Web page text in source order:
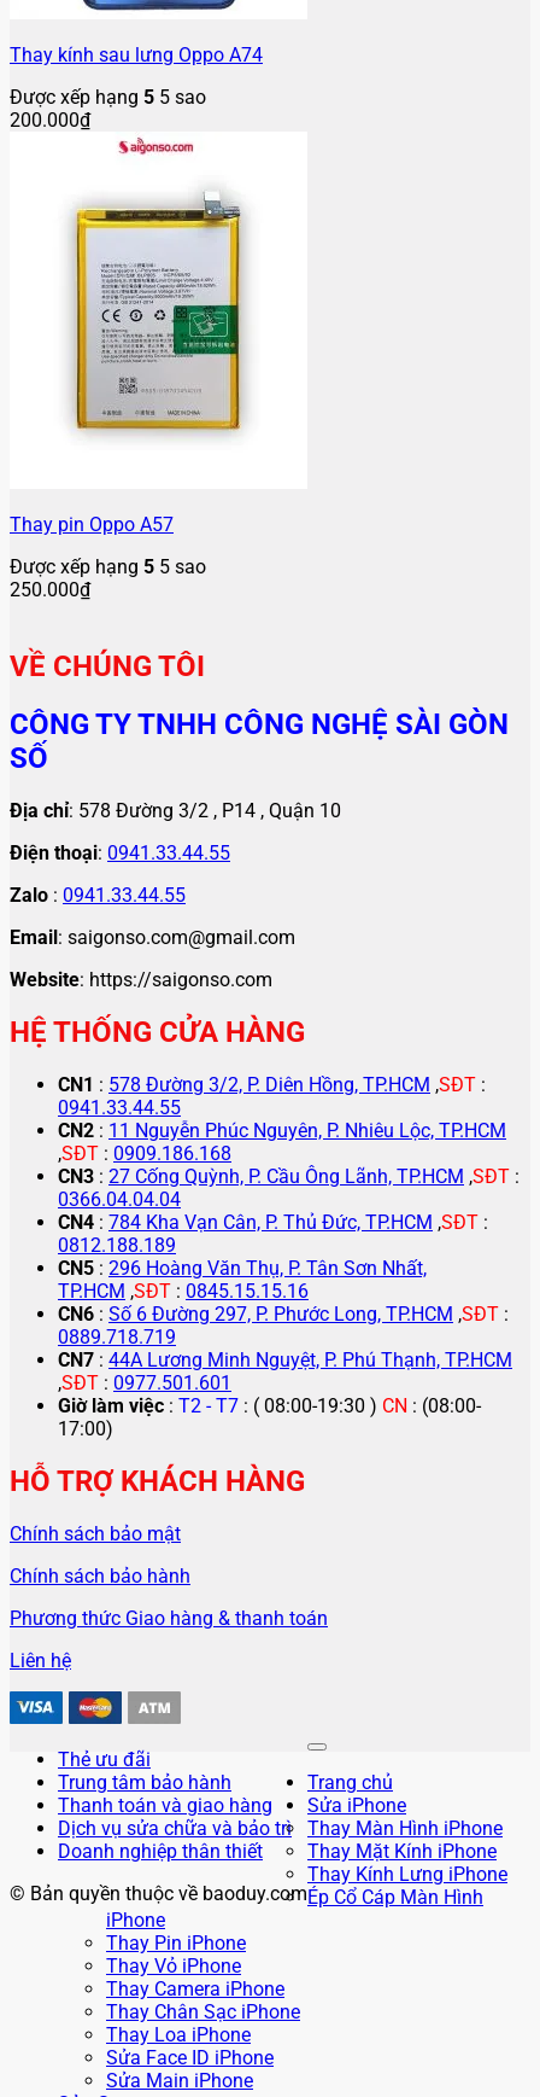
Thay kính sau lưng Oppo A74
Được xếp hạng 5 5 sao
200.000₫
Thay pin Oppo A57
Được xếp hạng 5 5 sao
250.000₫
VỀ CHÚNG TÔI
CÔNG TY TNHH CÔNG NGHỆ SÀI GÒN
SỐ
Địa chỉ: 578 Đường 3/2 , P14 , Quận 10
Điện thoại: 0941.33.44.55
Zalo : 0941.33.44.55
Email: saigonso.com@gmail.com
Website: https://saigonso.com
HỆ THỐNG CỬA HÀNG
CN1 : 578 Đường 3/2, P. Diên Hồng, TP.HCM ,SĐT :
0941.33.44.55
CN2 : 11 Nguyễn Phúc Nguyên, P. Nhiêu Lộc, TP.HCM
,SĐT : 0909.186.168
CN3 : 27 Cống Quỳnh, P. Cầu Ông Lãnh, TP.HCM ,SĐT :
0366.04.04.04
CN4 : 784 Kha Vạn Cân, P. Thủ Đức, TP.HCM ,SĐT :
0812.188.189
CN5 : 296 Hoàng Văn Thụ, P. Tân Sơn Nhất,
TP.HCM ,SĐT : 0845.15.15.16
CN6 : Số 6 Đường 297, P. Phước Long, TP.HCM ,SĐT :
0889.718.719
CN7 : 44A Lương Minh Nguyệt, P. Phú Thạnh, TP.HCM
,SĐT : 0977.501.601
Giờ làm việc : T2 - T7 : ( 08:00-19:30 ) CN : (08:00-
17:00)
HỖ TRỢ KHÁCH HÀNG
Chính sách bảo mật
Chính sách bảo hành
Phương thức Giao hàng & thanh toán
Liên hệ
Thẻ ưu đãi
Trung tâm bảo hành
Thanh toán và giao hàng
Dịch vụ sửa chữa và bảo trì
Doanh nghiệp thân thiết
© Bản quyền thuộc về baoduy.com
Trang chủ
Sửa iPhone
Thay Màn Hình iPhone
Thay Mặt Kính iPhone
Thay Kính Lưng iPhone
Ép Cổ Cáp Màn Hình
iPhone
Thay Pin iPhone
Thay Vỏ iPhone
Thay Camera iPhone
Thay Chân Sạc iPhone
Thay Loa iPhone
Sửa Face ID iPhone
Sửa Main iPhone